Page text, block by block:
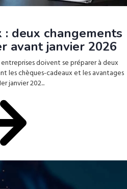
: deux changements
avant janvier 2026
doivent se préparer à deux
les chèques-cadeaux et les avantages
janvier 202...